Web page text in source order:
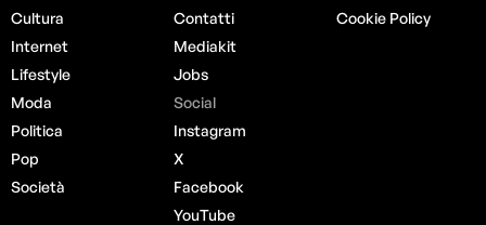
Cultura
Internet
Lifestyle
Moda
Politica
Pop
Società
Contatti
Mediakit
Jobs
Social
Instagram
X
Facebook
YouTube
Cookie Policy